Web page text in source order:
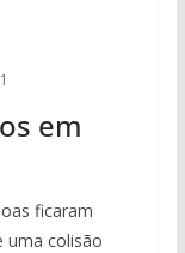
em
ficaram
uma colisão